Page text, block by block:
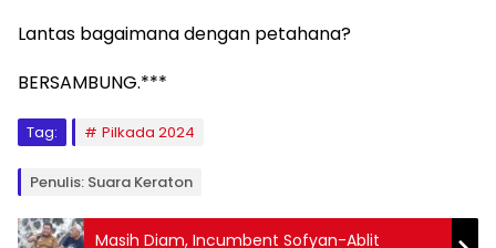
Lantas bagaimana dengan petahana?
BERSAMBUNG.***
Tag: Pilkada 2024
Penulis: Suara Keraton
Masih Diam, Incumbent Sofyan-Ablit